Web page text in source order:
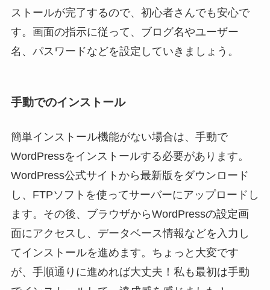
ストールが完了するので、初心者さんでも安心で
す。画面の指示に従って、ブログ名やユーザー
名、パスワードなどを設定していきましょう。
手動でのインストール
簡単インストール機能がない場合は、手動で
WordPressをインストールする必要があります。
WordPress公式サイトから最新版をダウンロード
し、FTPソフトを使ってサーバーにアップロードし
ます。その後、ブラウザからWordPressの設定画
面にアクセスし、データベース情報などを入力し
てインストールを進めます。ちょっと大変です
が、手順通りに進めれば大丈夫！私も最初は手動